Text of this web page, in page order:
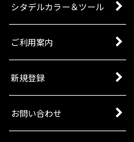
シタデルカラー＆ツール
ご利用案内
新規登録
お問い合わせ